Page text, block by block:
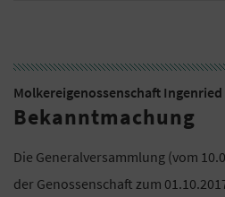
Molkereigenossenschaft Ingenried
Bekanntmachung
Die Generalversammlung (vom
der Genossenschaft zum